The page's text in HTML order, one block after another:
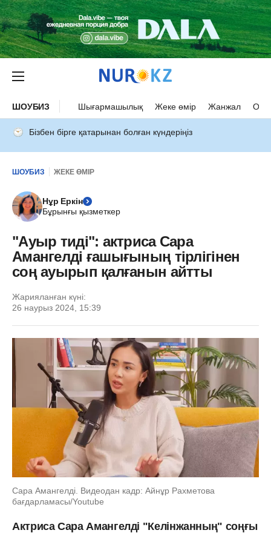
ШОУБИЗ Шығармашылық Жеке өмір Жанжал
Бізбен бірге қатарынан болған күндеріңіз
ШОУБИЗ ЖЕКЕ ӨМІР
Нұр Еркін
Бұрынғы қызметкер
"Ауыр тиді": актриса Сара
Амангелді ғашығының тірлігінен
соң ауырып қалғанын айтты
Жарияланған күні:
26 наурыз 2024, 15:39
Сара Амангелді. Видеодан кадр: Айнұр Рахметова
бағдарламасы/Youtube
Актриса Сара Амангелді "Келінжанның" соңғы